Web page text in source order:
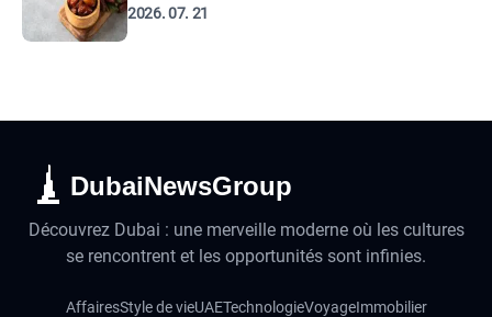
2026. 07. 21
DubaiNewsGroup
Découvrez Dubai : une merveille moderne où les cultures
se rencontrent et les opportunités sont infinies.
AffairesStyle de vieUAETechnologieVoyageImmobilier